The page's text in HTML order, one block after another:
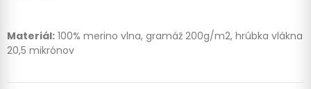
Materiál: 100% merino vlna, gramáž 200g/m2, hrúbka vlákna
20,5 mikrónov